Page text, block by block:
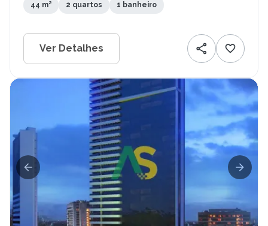
44 m² 2 quartos 1 banheiro
Ver Detalhes